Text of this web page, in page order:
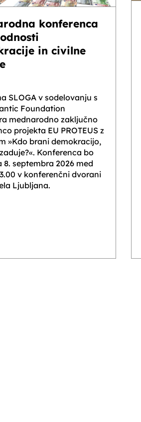
konferenca
in civilne
SLOGA v sodelovanju s
Foundation
mednarodno zaključno
projekta EU PROTEUS z
»Kdo brani demokracijo,
Konferenca bo
8. septembra 2026 med
v konferenčni dvorani
Ljubljana.